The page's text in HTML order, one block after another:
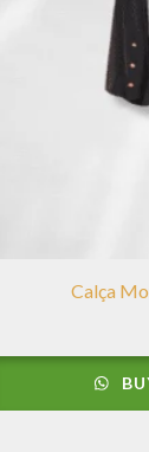
Calça